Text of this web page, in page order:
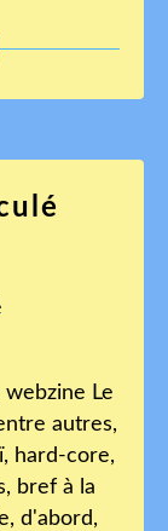
Le
autres,
hard-core,
bref à la
d'abord,